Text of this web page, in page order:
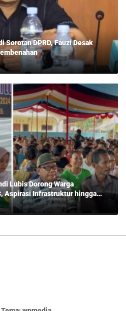
Sorotan DPRD, Fauzi Desak
Lubis Dorong Warga
Aspirasi Infrastruktur hingga
Reses Medan Amplas